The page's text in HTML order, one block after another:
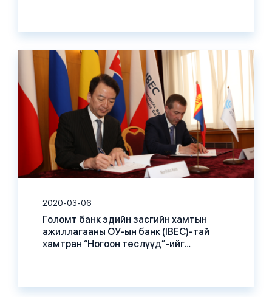
2020-03-06
Голомт банк эдийн засгийн хамтын
ажиллагааны ОУ-ын банк (IBEC)-тай
хамтран “Ногоон төслүүд”-ийг